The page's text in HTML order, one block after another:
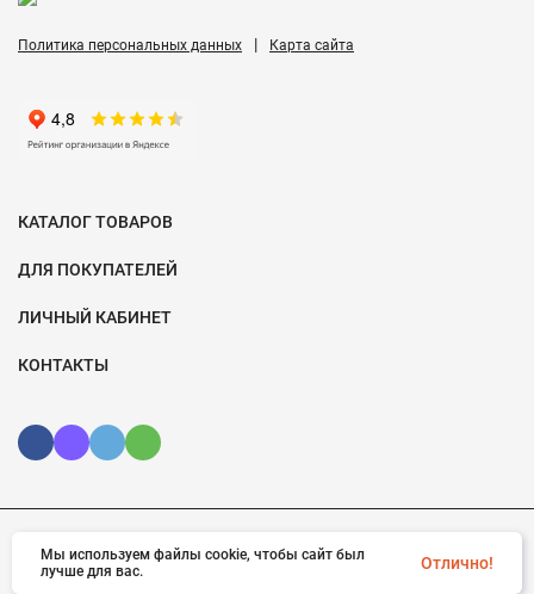
Политика персональных данных | Карта сайта
КАТАЛОГ ТОВАРОВ
ДЛЯ ПОКУПАТЕЛЕЙ
ЛИЧНЫЙ КАБИНЕТ
КОНТАКТЫ
© 2026 Velomotiv.ru. Все права защищены
Мы используем файлы cookie, чтобы сайт был
лучше для вас.
Отлично!